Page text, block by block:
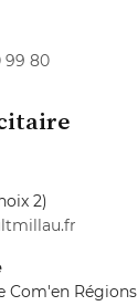
99 80
2)
Com'en Régions